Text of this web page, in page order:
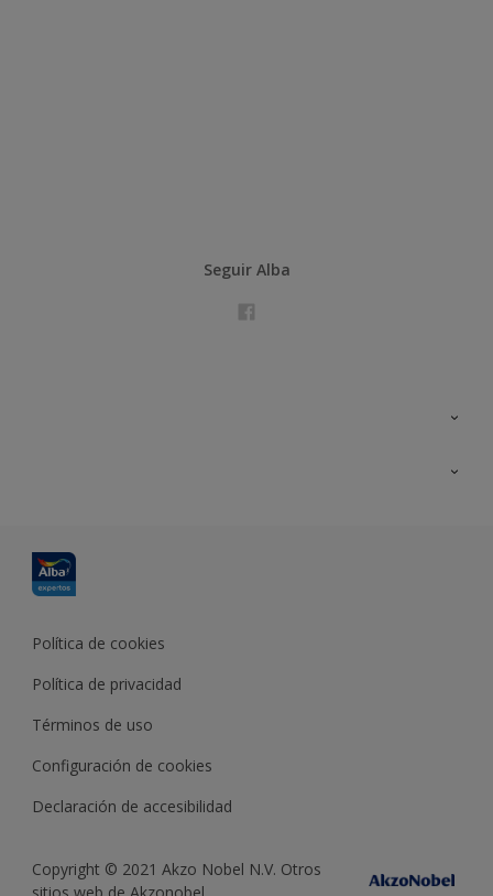
Seguir Alba
Política de cookies
Política de privacidad
Términos de uso
Configuración de cookies
Declaración de accesibilidad
Copyright © 2021 Akzo Nobel N.V. Otros
sitios web de Akzonobel